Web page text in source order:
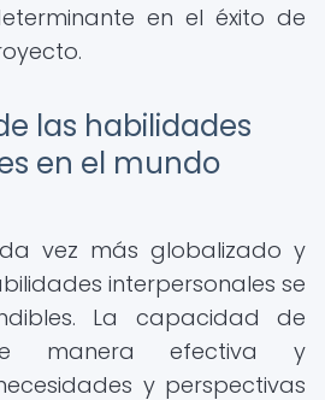
en el éxito de
las habilidades
en el mundo
vez más globalizado y
interpersonales se
La capacidad de
manera efectiva y
y perspectivas